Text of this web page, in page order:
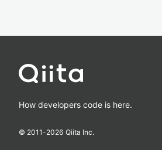
How developers code is here.
© 2011-2026 Qiita Inc.